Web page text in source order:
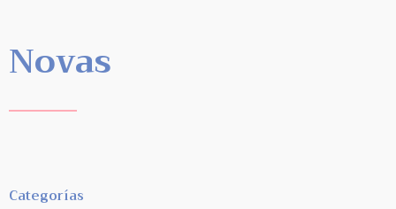
Novas
Categorías